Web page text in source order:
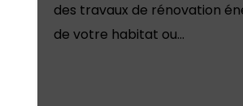
des travaux de rénovation
de votre habitat ou...